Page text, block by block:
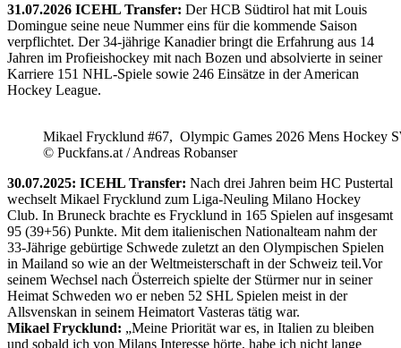
31.07.2026 ICEHL Transfer: Der HCB Südtirol hat mit Louis
Domingue seine neue Nummer eins für die kommende Saison
verpflichtet. Der 34-jährige Kanadier bringt die Erfahrung aus 14
Jahren im Profieishockey mit nach Bozen und absolvierte in seiner
Karriere 151 NHL-Spiele sowie 246 Einsätze in der American
Hockey League.
Mikael Frycklund #67, Olympic Games 2026 Mens Hockey
© Puckfans.at / Andreas Robanser
30.07.2025: ICEHL Transfer: Nach drei Jahren beim HC Pustertal
wechselt Mikael Frycklund zum Liga-Neuling Milano Hockey
Club. In Bruneck brachte es Frycklund in 165 Spielen auf insgesamt
95 (39+56) Punkte. Mit dem italienischen Nationalteam nahm der
33-Jährige gebürtige Schwede zuletzt an den Olympischen Spielen
in Mailand so wie an der Weltmeisterschaft in der Schweiz teil.Vor
seinem Wechsel nach Österreich spielte der Stürmer nur in seiner
Heimat Schweden wo er neben 52 SHL Spielen meist in der
Allsvenskan in seinem Heimatort Vasteras tätig war.
Mikael Frycklund: „Meine Priorität war es, in Italien zu bleiben
und sobald ich von Milans Interesse hörte, habe ich nicht lange